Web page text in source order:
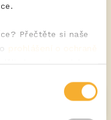
Přečtěte si naše
prohlášení o ochraně